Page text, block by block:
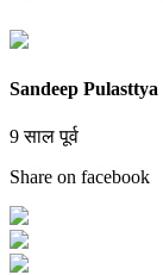
Sandeep Pulasttya
9 साल पूर्व
Share on facebook